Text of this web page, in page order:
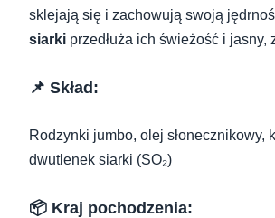
sklejają się i zachowują swoją
siarki przedłuża ich świeżość i jasny,
📌 Skład:
Rodzynki jumbo, olej słonecznikowy,
dwutlenek siarki (SO₂)
📦 Kraj pochodzenia: